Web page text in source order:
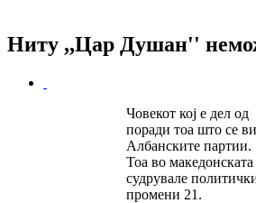
Ниту ,,Цар Душан''
Човекот кој е дел
поради тоа што се
Албанските партии.
Тоа во
судрувале
промени 21.